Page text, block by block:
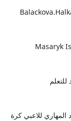
Masaryk
للاعبي كرة